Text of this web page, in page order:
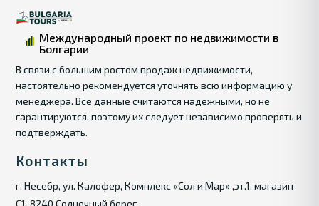
Международный проект по недвижимости в
Болгарии
В связи с большим ростом продаж недвижимости,
настоятельно рекомендуется уточнять всю информацию у
менеджера. Все данные считаются надежными, но не
гарантируются, поэтому их следует независимо проверять и
подтверждать.
Контакты
г. Несебр, ул. Калофер, Комплекс «Сол и Мар» ,эт.1, магазин